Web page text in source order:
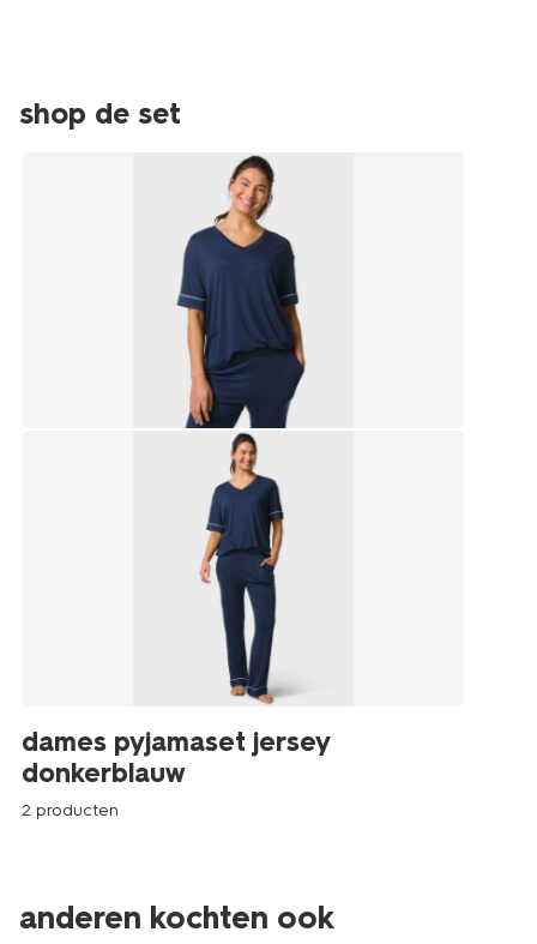
shop de set
dames pyjamaset jersey
donkerblauw
2 producten
anderen kochten ook